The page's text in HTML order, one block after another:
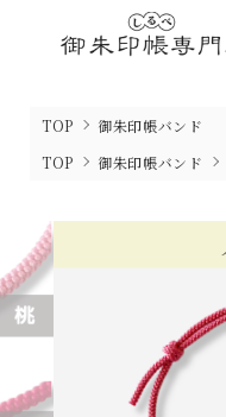
TOP
御朱印帳バンド
TOP
御朱印帳バンド